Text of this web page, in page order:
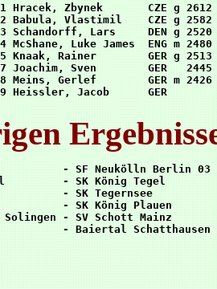
Hracek, Zbynek       CZE g
Babula, Vlastimil    CZE g 2582
Schandorff, Lars     DEN g
McShane, Luke James  ENG m
Knaak, Rainer        GER g
Joachim, Sven        GER   2445
Meins, Gerlef        GER m
- SF Neukölln Berlin
- SK König Tegel
- SK Tegernsee
- SK König Plauen
Solingen - SV Schott Mainz